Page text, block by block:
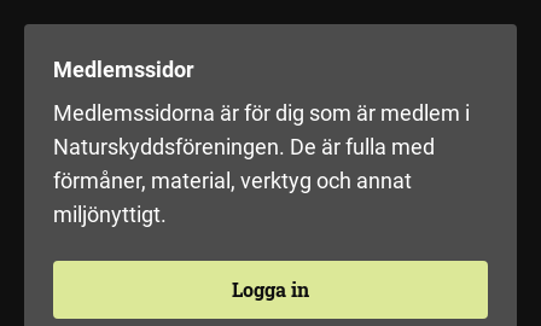
Medlemssidor
Medlemssidorna är för dig som är medlem i
Naturskyddsföreningen. De är fulla med
förmåner, material, verktyg och annat
miljönyttigt.
Logga in